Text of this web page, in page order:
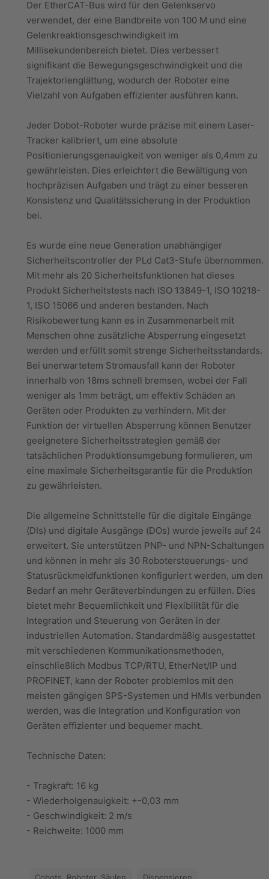
Der EtherCAT-Bus wird für den Gelenkservo
verwendet, der eine Bandbreite von 100 M und eine
Gelenkreaktionsgeschwindigkeit im
Millisekundenbereich bietet. Dies verbessert
signifikant die Bewegungsgeschwindigkeit und die
Trajektorienglättung, wodurch der Roboter eine
Vielzahl von Aufgaben effizienter ausführen kann.
Jeder Dobot-Roboter wurde präzise mit einem Laser-
Tracker kalibriert, um eine absolute
Positionierungsgenauigkeit von weniger als 0,4mm zu
gewährleisten. Dies erleichtert die Bewältigung von
hochpräzisen Aufgaben und trägt zu einer besseren
Konsistenz und Qualitätssicherung in der Produktion
bei.
Es wurde eine neue Generation unabhängiger
Sicherheitscontroller der PLd Cat3-Stufe übernommen.
Mit mehr als 20 Sicherheitsfunktionen hat dieses
Produkt Sicherheitstests nach ISO 13849-1, ISO 10218-
1, ISO 15066 und anderen bestanden. Nach
Risikobewertung kann es in Zusammenarbeit mit
Menschen ohne zusätzliche Absperrung eingesetzt
werden und erfüllt somit strenge Sicherheitsstandards.
Bei unerwartetem Stromausfall kann der Roboter
innerhalb von 18ms schnell bremsen, wobei der Fall
weniger als 1mm beträgt, um effektiv Schäden an
Geräten oder Produkten zu verhindern. Mit der
Funktion der virtuellen Absperrung können Benutzer
geeignetere Sicherheitsstrategien gemäß der
tatsächlichen Produktionsumgebung formulieren, um
eine maximale Sicherheitsgarantie für die Produktion
zu gewährleisten.
Die allgemeine Schnittstelle für die digitale Eingänge
(DIs) und digitale Ausgänge (DOs) wurde jeweils auf 24
erweitert. Sie unterstützen PNP- und NPN-Schaltungen
und können in mehr als 30 Robotersteuerungs- und
Statusrückmeldfunktionen konfiguriert werden, um den
Bedarf an mehr Geräteverbindungen zu erfüllen. Dies
bietet mehr Bequemlichkeit und Flexibilität für die
Integration und Steuerung von Geräten in der
industriellen Automation. Standardmäßig ausgestattet
mit verschiedenen Kommunikationsmethoden,
einschließlich Modbus TCP/RTU, EtherNet/IP und
PROFINET, kann der Roboter problemlos mit den
meisten gängigen SPS-Systemen und HMIs verbunden
werden, was die Integration und Konfiguration von
Geräten effizienter und bequemer macht.
Technische Daten:
- Tragkraft: 16 kg
- Wiederholgenauigkeit: +-0,03 mm
- Geschwindigkeit: 2 m/s
Cobots, Roboter, Säulen Dispensieren